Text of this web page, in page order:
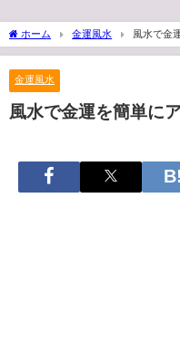
ホーム 金運風水 風水で金
金運風水
風水で金運を簡単に